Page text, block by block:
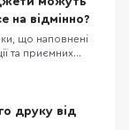
на відмінно?
що наповнені
та приємних
заліки та
написання
підготували
друку від